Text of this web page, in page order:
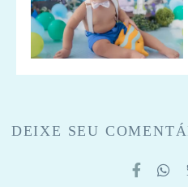
DEIXE SEU